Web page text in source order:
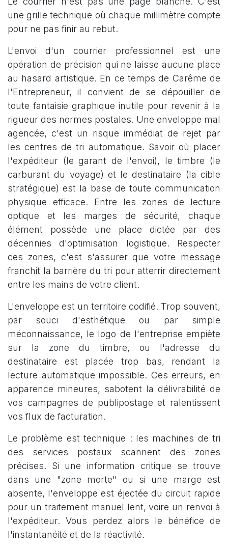
une grille technique où chaque millimètre compte
pour ne pas finir au rebut.
L'envoi d'un courrier professionnel est une
opération de précision qui ne laisse aucune place
au hasard artistique. En ce temps de Carême de
l'Entrepreneur, il convient de se dépouiller de
toute fantaisie graphique inutile pour revenir à la
rigueur des normes postales. Une enveloppe mal
agencée, c'est un risque immédiat de rejet par
les centres de tri automatique. Savoir où placer
l'expéditeur (le garant de l'envoi), le timbre (le
carburant du voyage) et le destinataire (la cible
stratégique) est la base de toute communication
physique efficace. Entre les zones de lecture
optique et les marges de sécurité, chaque
élément possède une place dictée par des
décennies d'optimisation logistique. Respecter
ces zones, c'est s'assurer que votre message
franchit la barrière du tri pour atterrir directement
entre les mains de votre client.
L'enveloppe est un territoire codifié. Trop souvent,
par souci d'esthétique ou par simple
méconnaissance, le logo de l'entreprise empiète
sur la zone du timbre, ou l'adresse du
destinataire est placée trop bas, rendant la
lecture automatique impossible. Ces erreurs, en
apparence mineures, sabotent la délivrabilité de
vos campagnes de publipostage et ralentissent
vos flux de facturation.
Le problème est technique : les machines de tri
des services postaux scannent des zones
précises. Si une information critique se trouve
dans une "zone morte" ou si une marge est
absente, l'enveloppe est éjectée du circuit rapide
pour un traitement manuel lent, voire un renvoi à
l'expéditeur. Vous perdez alors le bénéfice de
l'instantanéité et de la réactivité.